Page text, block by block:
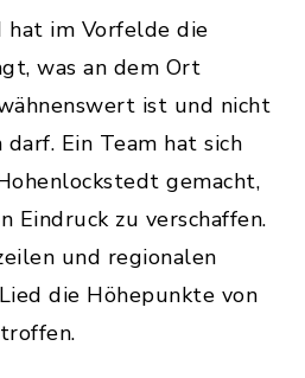
hat im Vorfelde die
was an dem Ort
ist und nicht
Ein Team hat sich
gemacht,
Eindruck zu verschaffen.
und regionalen
die Höhepunkte von